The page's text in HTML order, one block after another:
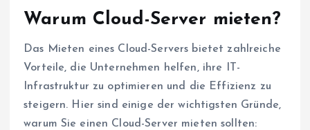
Warum Cloud-Server mieten?
Das Mieten eines Cloud-Servers bietet zahlreiche
Vorteile, die Unternehmen helfen, ihre IT-
Infrastruktur zu optimieren und die Effizienz zu
steigern. Hier sind einige der wichtigsten Gründe,
warum Sie einen Cloud-Server mieten sollten: